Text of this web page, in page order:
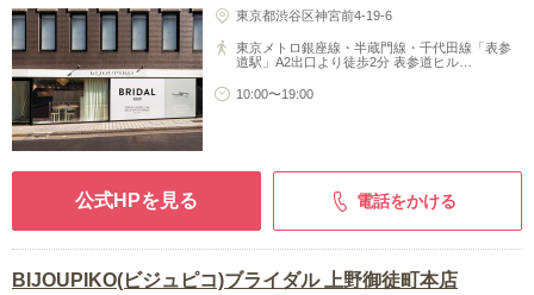
東京都渋谷区神宮前4-19-6
東京メトロ銀座線・半蔵門線・千代田線「表参
道駅」A2出口より徒歩2分 表参道ヒル…
10:00〜19:00
公式HPを見る 電話をかける
BIJOUPIKO(ビジュピコ)ブライダル 上野御徒町本店